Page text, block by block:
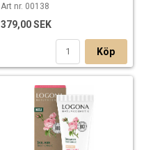
Art nr. 00138
379,00 SEK
Köp